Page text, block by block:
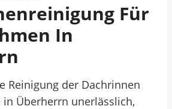
Für
In
Reinigung der Dachrinnen
in Überherrn unerlässlich,